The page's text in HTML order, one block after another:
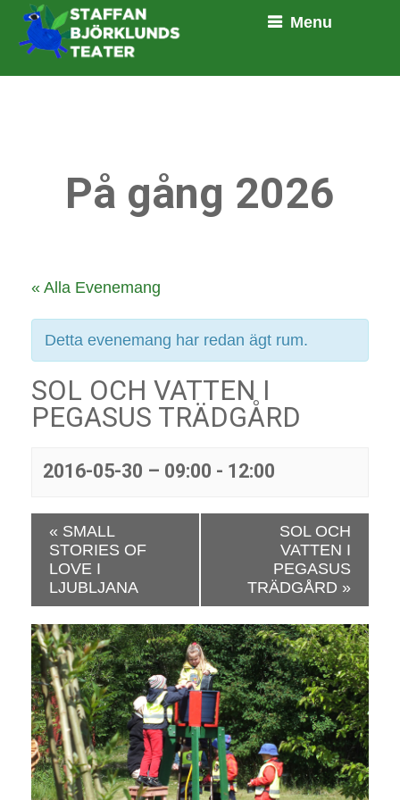
Menu
På gång 2026
« Alla Evenemang
Detta evenemang har redan ägt rum.
SOL OCH VATTEN I
PEGASUS TRÄDGÅRD
2016-05-30 – 09:00 - 12:00
e
m
a
n
g
N
a
v
i
« SMALL
STORIES OF
LOVE I
LJUBLJANA
SOL OCH
VATTEN I
PEGASUS
TRÄDGÅRD »